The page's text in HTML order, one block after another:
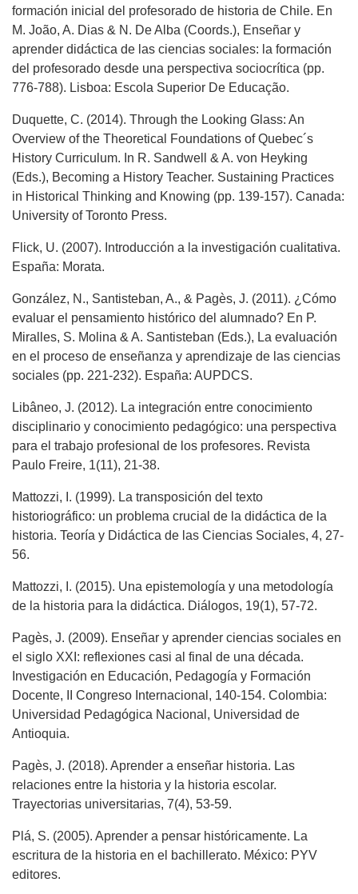
formación inicial del profesorado de historia de Chile. En
M. João, A. Dias & N. De Alba (Coords.), Enseñar y
aprender didáctica de las ciencias sociales: la formación
del profesorado desde una perspectiva sociocrítica (pp.
776-788). Lisboa: Escola Superior De Educação.
Duquette, C. (2014). Through the Looking Glass: An
Overview of the Theoretical Foundations of Quebec´s
History Curriculum. In R. Sandwell & A. von Heyking
(Eds.), Becoming a History Teacher. Sustaining Practices
in Historical Thinking and Knowing (pp. 139-157). Canada:
University of Toronto Press.
Flick, U. (2007). Introducción a la investigación cualitativa.
España: Morata.
González, N., Santisteban, A., & Pagès, J. (2011). ¿Cómo
evaluar el pensamiento histórico del alumnado? En P.
Miralles, S. Molina & A. Santisteban (Eds.), La evaluación
en el proceso de enseñanza y aprendizaje de las ciencias
sociales (pp. 221-232). España: AUPDCS.
Libâneo, J. (2012). La integración entre conocimiento
disciplinario y conocimiento pedagógico: una perspectiva
para el trabajo profesional de los profesores. Revista
Paulo Freire, 1(11), 21-38.
Mattozzi, I. (1999). La transposición del texto
historiográfico: un problema crucial de la didáctica de la
historia. Teoría y Didáctica de las Ciencias Sociales, 4, 27-
56.
Mattozzi, I. (2015). Una epistemología y una metodología
de la historia para la didáctica. Diálogos, 19(1), 57-72.
Pagès, J. (2009). Enseñar y aprender ciencias sociales en
el siglo XXI: reflexiones casi al final de una década.
Investigación en Educación, Pedagogía y Formación
Docente, II Congreso Internacional, 140-154. Colombia:
Universidad Pedagógica Nacional, Universidad de
Antioquia.
Pagès, J. (2018). Aprender a enseñar historia. Las
relaciones entre la historia y la historia escolar.
Trayectorias universitarias, 7(4), 53-59.
Plá, S. (2005). Aprender a pensar históricamente. La
escritura de la historia en el bachillerato. México: PYV
editores.